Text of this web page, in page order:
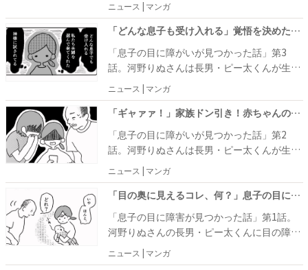
ました。さまざまな病気の可能性が頭をよぎ
り、病院を受診しました。
ニュース | マンガ
「どんな息子も受け入れる」覚悟を決めたママ。結果を聞いたパパの反応は… #息子の目に障がいが見つかった話 3
「息子の目に障がいが見つかった話」第3
話。河野りぬさんは長男・ピー太くんが生後
1カ月のころ、目の奥が白いことに気がつき
ました。さまざまな病気の可能性が頭をよぎ
ります……。夫婦で相談し、病院を受診する
ことを決めました。
ニュース | マンガ
「ギャァァ！」家族ドン引き！赤ちゃんの目の検査方法とは… #息子の目に障がいが見つかった話 2
「息子の目に障がいが見つかった話」第2
話。河野りぬさんは長男・ピー太くんが生後
1カ月のころ、目の奥が白いことに気がつき
ました。
ニュース | マンガ
「目の奥に見えるコレ、何？」息子の目に異常が！？ママが見たものは… #息子の目に障がいが見つかった話 1
「息子の目に障害が見つかった話」第1話。
河野りぬさんの長男・ピー太くんに目の障害
が見つかり、手術を受けるまでを描いたお話
です。
ニュース | マンガ